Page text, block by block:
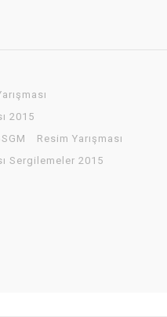
2015
Resim Yarışması
Sergilemeler 2015